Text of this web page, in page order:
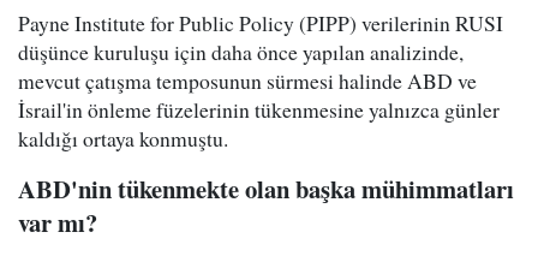
Payne Institute for Public Policy (PIPP) verilerinin RUSI
düşünce kuruluşu için daha önce yapılan analizinde,
mevcut çatışma temposunun sürmesi halinde ABD ve
İsrail'in önleme füzelerinin tükenmesine yalnızca günler
kaldığı ortaya konmuştu.
ABD'nin tükenmekte olan başka mühimmatları
var mı?